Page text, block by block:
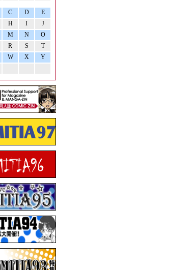
C D
E
H I
J
M N
O
R S
T
W X
Y